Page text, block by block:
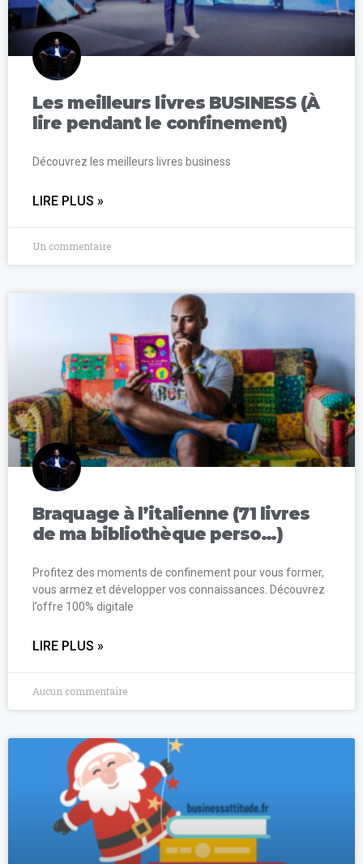
Les meilleurs livres BUSINESS (À
lire pendant le confinement)
Découvrez les meilleurs livres business
LIRE PLUS »
Un commentaire
Braquage à l’italienne (71 livres
de ma bibliothèque perso…)
Profitez des moments de confinement pour vous former,
vous armez et développer vos connaissances. Découvrez
l’offre 100% digitale
LIRE PLUS »
Aucun commentaire